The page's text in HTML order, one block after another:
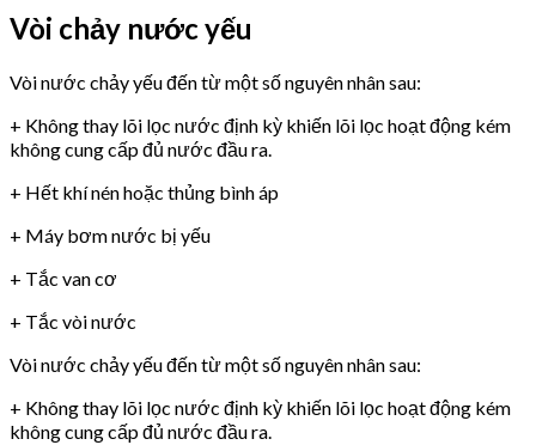
Vòi chảy nước yếu
Vòi nước chảy yếu đến từ một số nguyên nhân sau:
+ Không thay lõi lọc nước định kỳ khiến lõi lọc hoạt động kém
không cung cấp đủ nước đầu ra.
+ Hết khí nén hoặc thủng bình áp
+ Máy bơm nước bị yếu
+ Tắc van cơ
+ Tắc vòi nước
Vòi nước chảy yếu đến từ một số nguyên nhân sau:
+ Không thay lõi lọc nước định kỳ khiến lõi lọc hoạt động kém
không cung cấp đủ nước đầu ra.